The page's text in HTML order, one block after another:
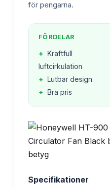
för pengarna.
FÖRDELAR
+ Kraftfull
luftcirkulation
+ Lutbar design
+ Bra pris
Specifikationer